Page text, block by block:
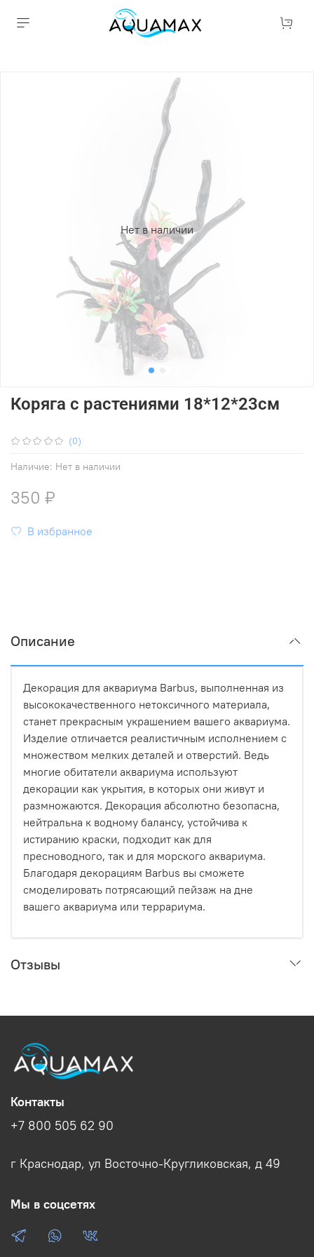
Нет в наличии
(0)
Наличие: Нет в наличии
Коряга с растениями 18*12*23см
350 ₽
В избранное
Описание
Декорация для аквариума Barbus, выполненная из
высококачественного нетоксичного материала,
станет прекрасным украшением вашего аквариума.
Изделие отличается реалистичным исполнением с
множеством мелких деталей и отверстий. Ведь
многие обитатели аквариума используют
декорации как укрытия, в которых они живут и
размножаются. Декорация абсолютно безопасна,
нейтральна к водному балансу, устойчива к
истиранию краски, подходит как для
пресноводного, так и для морского аквариума.
Благодаря декорациям Barbus вы сможете
смоделировать потрясающий пейзаж на дне
вашего аквариума или террариума.
Отзывы
Контакты
+7 800 505 62 90
г Краснодар, ул Восточно-Кругликовская, д 49
Мы в соцсетях